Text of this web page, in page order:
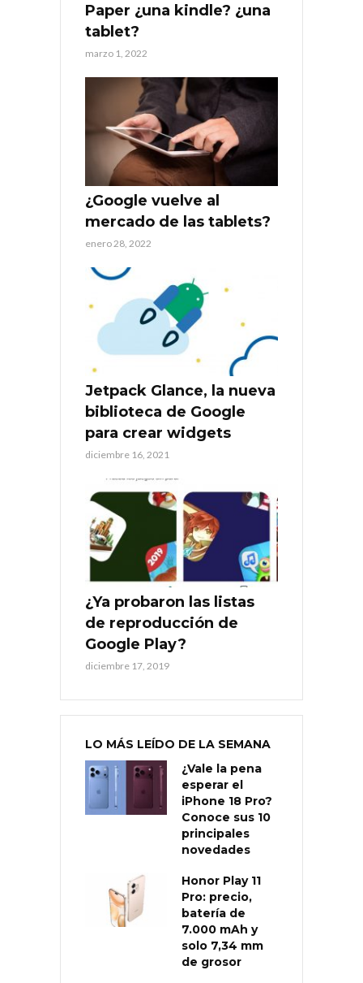
Paper ¿una kindle? ¿una
tablet?
marzo 1, 2022
¿Google vuelve al
mercado de las tablets?
enero 28, 2022
Jetpack Glance, la nueva
biblioteca de Google
para crear widgets
diciembre 16, 2021
¿Ya probaron las listas
de reproducción de
Google Play?
diciembre 17, 2019
LO MÁS LEÍDO DE LA SEMANA
¿Vale la pena
esperar el
iPhone 18 Pro?
Conoce sus 10
principales
novedades
Honor Play 11
Pro: precio,
batería de
7.000 mAh y
solo 7,34 mm
de grosor